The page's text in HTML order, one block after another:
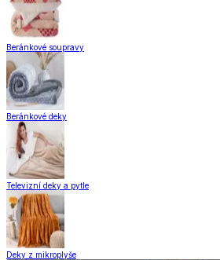
Beránkové soupravy
Beránkové deky
Televizní deky a pytle
Deky z mikroplyše